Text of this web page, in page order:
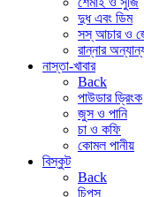
দুধ এবং ডিম
সস্ আচার ও
রান্নার
নাস্তা-খাবার
Back
পাউডার ড্রিংক
জুস ও পানি
চা ও কফি
কোমল পানীয়
বিস্কুট
Back
চিপস